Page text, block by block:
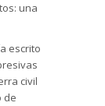
una
escrito
civil
de